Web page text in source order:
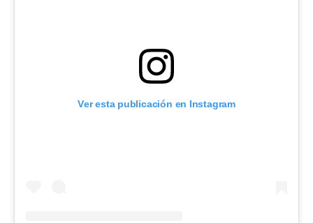
Ver esta publicación en Instagram